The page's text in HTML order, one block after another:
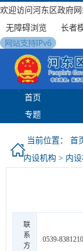
欢迎访问河东区政府网
无障碍浏览
长者
首页
专题
当前位置： 首
内设机构 > 内
联
系
方
0539-8381210